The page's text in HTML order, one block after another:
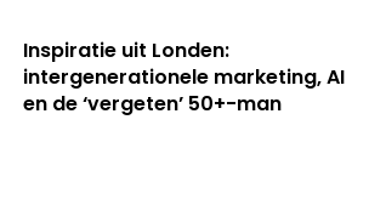
Inspiratie uit Londen:
intergenerationele marketing, AI
en de ‘vergeten’ 50+-man